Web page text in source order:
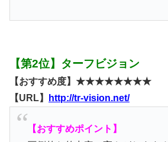
【第2位】ターフビジョン
【おすすめ度】★★★★★★★★
【URL】
http://tr-vision.net/
【おすすめポイント】